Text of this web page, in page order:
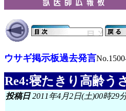
ウサギ掲示板過去発言
Re4:寝たきり高齢う
投稿日2011年4月2日(土)00時29